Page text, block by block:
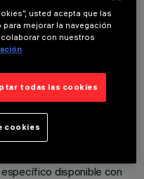
lineal con 5 elementos
Cuerpo de aluminio
marco) a ras de techo.
disponible con
usted acepta que las
mejorar la navegación
con nuestros
todas las cookies
cookies